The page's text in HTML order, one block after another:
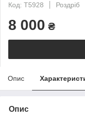
Код: T5928
Роздріб
8 000 ₴
Опис
Опис